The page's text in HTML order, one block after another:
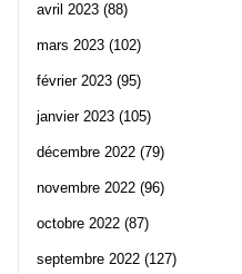
avril 2023 (88)
mars 2023 (102)
février 2023 (95)
janvier 2023 (105)
décembre 2022 (79)
novembre 2022 (96)
octobre 2022 (87)
septembre 2022 (127)